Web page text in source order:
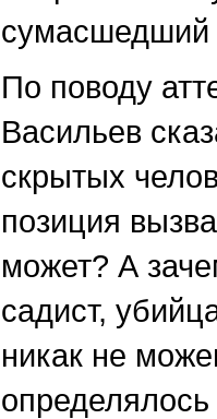
По поводу
Васильев
скрытых
позиция
может? А
садист,
никак не